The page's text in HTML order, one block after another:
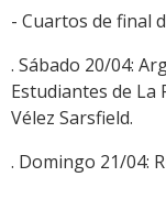
- Cuartos de final
. Sábado 20/04:
Estudiantes de La
Vélez Sarsfield.
. Domingo 21/04: